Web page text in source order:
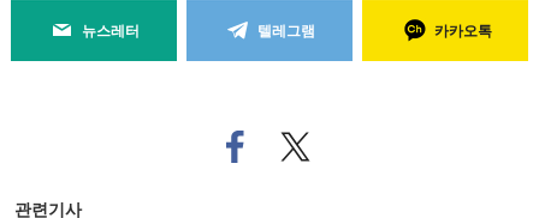
뉴스레터 텔레그램 카카오톡
페
이
트위
터로
관련기사